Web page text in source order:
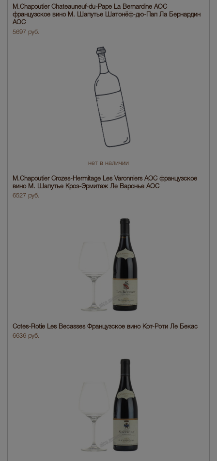
M.Chapoutier Chateauneuf-du-Pape La Bernardine AOC
французское вино М. Шапутье Шатонёф-дю-Пап Ла Бернардин
АОС
5697 руб.
нет в наличии
M.Chapoutier Crozes-Hermitage Les Varonniers AOC французское
вино М. Шапутье Кроз-Эрмитаж Ле Варонье АОС
6527 руб.
Cotes-Rotie Les Becasses Французское вино Кот-Роти Ле Бекас
6636 руб.